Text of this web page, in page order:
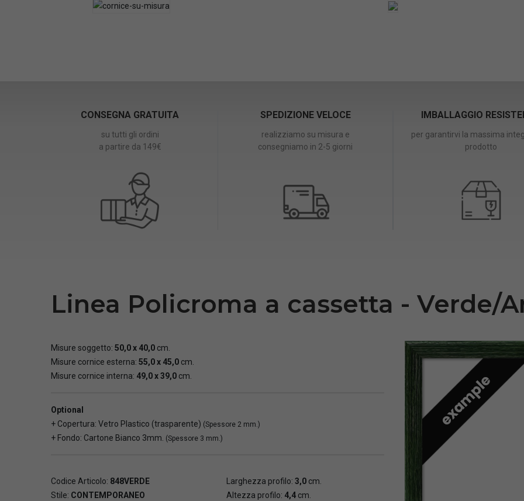
CONSEGNA GRATUITA
su tutti gli ordini
a partire da 149€
SPEDIZIONE VELOCE
realizziamo su misura e
consegniamo in 2-5 giorni
IMBALLAGGIO
per garantirvi la massima
prodotto
Linea Policroma a cassetta - Verde/
Misure soggetto: 50,0 x 40,0 cm.
Misure cornice esterna: 55,0 x 45,0 cm.
Misure cornice interna: 49,0 x 39,0 cm.
Optional
+ Copertura: Vetro Plastico (trasparente) (Spessore 2 mm.)
+ Fondo: Cartone Bianco 3mm. (Spessore 3 mm.)
Codice Articolo: 848VERDE
Stile: CONTEMPORANEO
Larghezza profilo: 3,0 cm.
Altezza profilo: 4,4 cm.